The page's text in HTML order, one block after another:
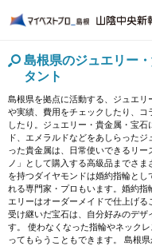
島根県のジュエリー
タント
島根県を拠点に活動する、ジュエ
や実績、費用をチェックしたり、
したり。ジュエリー・貴金属・宝
ド、エメラルドなどをあしらった
った貴金属は、日常使いできるリ
ノ」として購入する高級品までさ
を持つダイヤモンドは婚約指輪とし
れる専門家・プロもいます。婚約指
エリーはオーダーメイドで仕上げ
受け継いだ宝石は、自分好みのデザ
す。 使わなくなった指輪やネック
ってもらうこともできます。 島根